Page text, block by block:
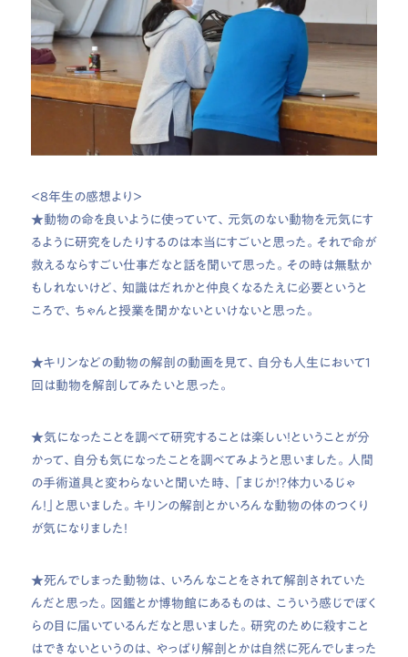
＜8年生の感想より＞
★動物の命を良いように使っていて、元気のない動物を元気にす
るように研究をしたりするのは本当にすごいと思った。それで命が
救えるならすごい仕事だなと話を聞いて思った。その時は無駄か
もしれないけど、知識はだれかと仲良くなるたえに必要というと
ころで、ちゃんと授業を聞かないといけないと思った。
★キリンなどの動物の解剖の動画を見て、自分も人生において１
回は動物を解剖してみたいと思った。
★気になったことを調べて研究することは楽しい！ということが分
かって、自分も気になったことを調べてみようと思いました。人間
の手術道具と変わらないと聞いた時、「まじか！？体力いるじゃ
ん！」と思いました。キリンの解剖とかいろんな動物の体のつくり
が気になりました！
★死んでしまった動物は、いろんなことをされて解剖されていた
んだと思った。図鑑とか博物館にあるものは、こういう感じでぼく
らの目に届いているんだなと思いました。研究のために殺すこと
はできないというのは、やっぱり解剖とかは自然に死んでしまった